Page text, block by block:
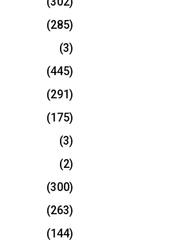
(285)
(3)
(445)
(291)
(175)
(3)
(2)
(300)
(263)
(144)